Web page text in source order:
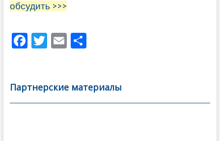
обсудить >>>
F
b
o
T
er
E
l
О
а
в
Партнерские материалы